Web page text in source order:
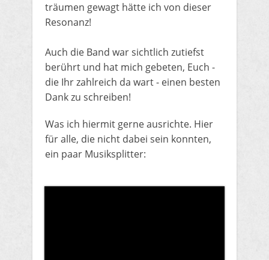
träumen gewagt hätte ich von dieser
Resonanz!
Auch die Band war sichtlich zutiefst
berührt und hat mich gebeten, Euch -
die Ihr zahlreich da wart - einen besten
Dank zu schreiben!
Was ich hiermit gerne ausrichte. Hier
für alle, die nicht dabei sein konnten,
ein paar Musiksplitter: